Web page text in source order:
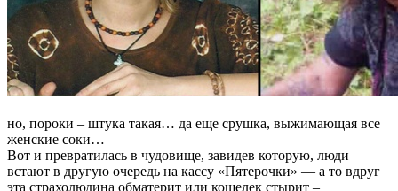
но, пороки – штука такая… да еще срушка, выжимающая все
женские соки…
Вот и превратилась в чудовище, завидев которую, люди
встают в другую очередь на кассу «Пятерочки» — а то вдруг
эта страхолюдина обматерит или кошелек стырит –